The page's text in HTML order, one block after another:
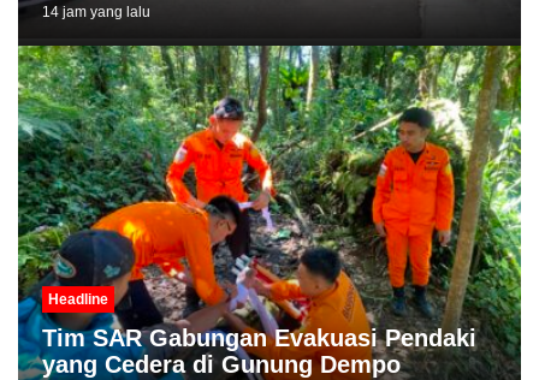
14 jam yang lalu
Headline
Tim SAR Gabungan Evakuasi Pendaki
yang Cedera di Gunung Dempo